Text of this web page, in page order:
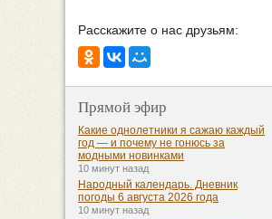
Расскажите о нас друзьям:
Прямой эфир
Какие однолетники я сажаю каждый
год — и почему не гонюсь за
модными новинками
10 минут назад
Народный календарь. Дневник
погоды 6 августа 2026 года
10 минут назад